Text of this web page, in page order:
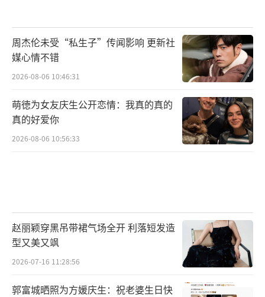
周杰伦未受“私生子”传闻影响 更新社
媒心情不错
2026-08-06 10:46:31
萌徳为女友庆生公开恋情：我真的真的
真的好爱你
2026-08-06 10:56:33
赵丽颖穿黑吊带裙气场全开 利落短发造
型又美又飒
2026-07-16 11:28:56
郭富城晒照为方媛庆生：祝老婆生日快